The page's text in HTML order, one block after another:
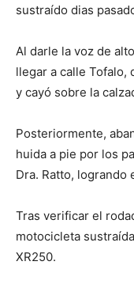
sustraído dias
Al darle la voz de
llegar a calle
y cayó sobre la
Posteriormente,
huida a pie por los
Dra. Ratto, logrando
Tras verificar el
motocicleta
XR250.